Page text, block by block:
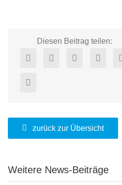
Diesen Beitrag teilen:
zurück zur Übersicht
Weitere News-Beiträge